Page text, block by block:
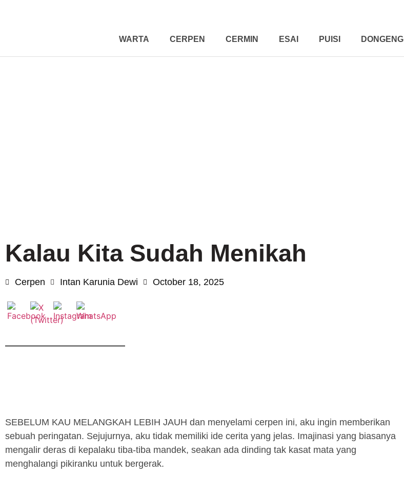
WARTA CERPEN CERMIN ESAI PUISI DONGENG
Kalau Kita Sudah Menikah
Cerpen Intan Karunia Dewi October 18, 2025
SEBELUM KAU MELANGKAH LEBIH JAUH dan menyelami cerpen ini, aku ingin memberikan
sebuah peringatan. Sejujurnya, aku tidak memiliki ide cerita yang jelas. Imajinasi yang biasanya
mengalir deras di kepalaku tiba-tiba mandek, seakan ada dinding tak kasat mata yang
menghalangi pikiranku untuk bergerak.